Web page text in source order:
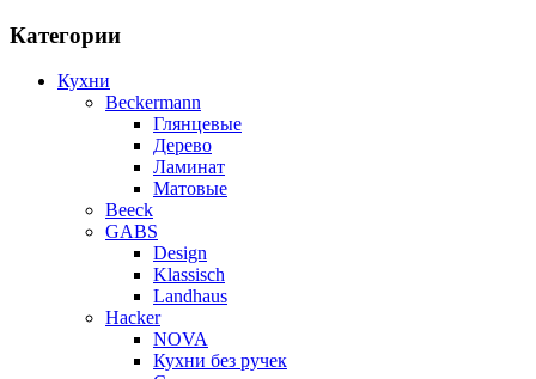
Категории
Кухни
Beckermann
Глянцевые
Дерево
Ламинат
Матовые
Beeck
GABS
Design
Klassisch
Landhaus
Hacker
NOVA
Кухни без ручек